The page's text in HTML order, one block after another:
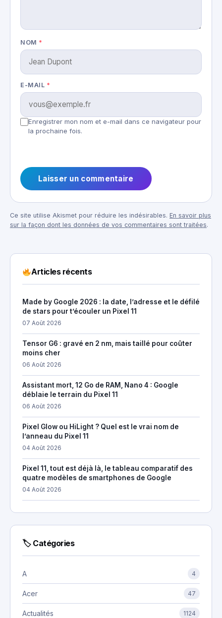
NOM *
E-MAIL *
Enregistrer mon nom et e-mail dans ce navigateur pour
la prochaine fois.
Ce site utilise Akismet pour réduire les indésirables. En savoir plus
sur la façon dont les données de vos commentaires sont traitées.
Articles récents
Made by Google 2026 : la date, l’adresse et le défilé
de stars pour t’écouler un Pixel 11
07 Août 2026
Tensor G6 : gravé en 2 nm, mais taillé pour coûter
moins cher
06 Août 2026
Assistant mort, 12 Go de RAM, Nano 4 : Google
déblaie le terrain du Pixel 11
06 Août 2026
Pixel Glow ou HiLight ? Quel est le vrai nom de
l’anneau du Pixel 11
04 Août 2026
Pixel 11, tout est déjà là, le tableau comparatif des
quatre modèles de smartphones de Google
04 Août 2026
🏷 Catégories
A 4
Acer 47
Actualités 1124